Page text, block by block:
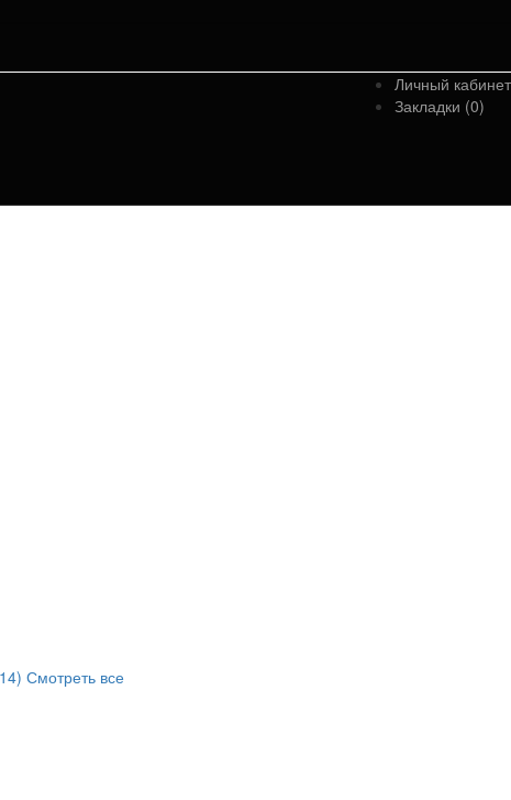
Личный кабинет
Закладки (0)
Смотреть все